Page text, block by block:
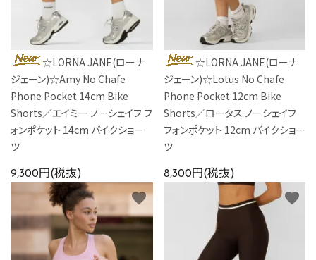
☆LORNA JANE(ローナ
ジェーン)☆Amy No Chafe
Phone Pocket 14cm Bike
Shorts／エイミー ノーシェイフ フ
ォンポケット 14cm バイクショー
ツ
9,300円(税抜)
☆LORNA JANE(ローナ
ジェーン)☆Lotus No Chafe
Phone Pocket 12cm Bike
Shorts／ロータス ノーシェイフ
フォンポケット 12cm バイクショー
ツ
8,300円(税抜)
favorite favorite